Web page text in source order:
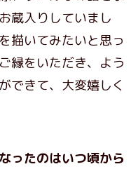
蔵入りしていまし
描いてみたいと思っ
縁をいただき、よう
できて、大変嬉しく
ったのはいつ頃から